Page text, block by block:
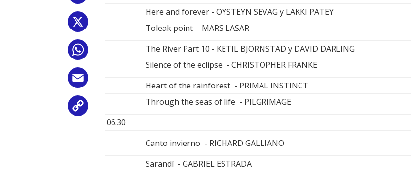
Here and forever - OYSTEYN SEVAG y LAKKI PATEY
Toleak point - MARS LASAR
The River Part 10 - KETIL BJORNSTAD y DAVID DARLING
Silence of the eclipse - CHRISTOPHER FRANKE
Heart of the rainforest - PRIMAL INSTINCT
Through the seas of life - PILGRIMAGE
06.30
Canto invierno - RICHARD GALLIANO
Sarandí - GABRIEL ESTRADA